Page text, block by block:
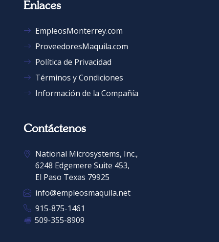
Enlaces
EmpleosMonterrey.com
ProveedoresMaquila.com
Política de Privacidad
Términos y Condiciones
Información de la Compañía
Contáctenos
National Microsystems, Inc.,
6248 Edgemere Suite 453,
El Paso Texas 79925
info@empleosmaquila.net
915-875-1461
🖷 509-355-8909